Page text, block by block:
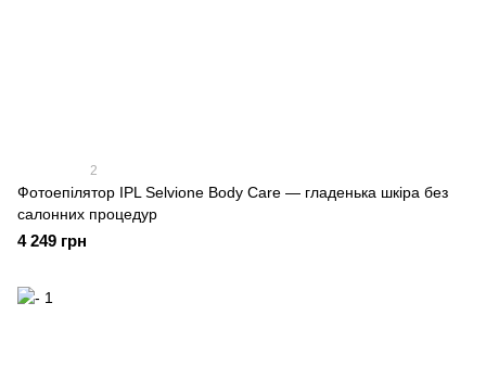
2
Фотоепілятор IPL Selvione Body Care — гладенька шкіра без
салонних процедур
4 249 грн